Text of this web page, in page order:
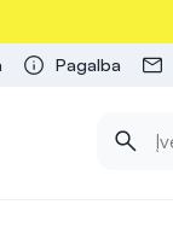
Pagalba